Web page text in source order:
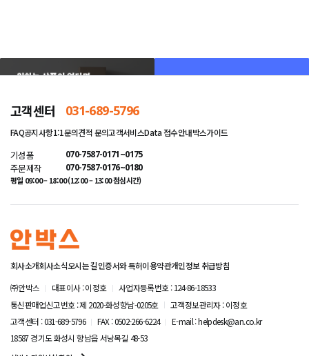
고객센터 031-689-5796
FAQ공지사항1:1문의견적 문의고객서비스Data 접수안내박스가이드
기성품 070-7587-0171~0175
주문제작 070-7587-0176~0180
평일 09:00 – 18:00 (12:00 – 13:00 점심시간)
회사소개회사소식오시는 길인증서와 특허이용약관개인정보 취급방침
㈜안박스
대표이사 : 이정호
사업자등록번호 : 124-86-18533
통신판매업신고번호 : 제 2020-화성향남-0205호
고객정보관리자 : 이정호
고객센터 : 031-689-5796
FAX : 0502-266-6224
E-mail : helpdesk@an.co.kr
18587 경기도 화성시 향남읍 서낭목길 48-53